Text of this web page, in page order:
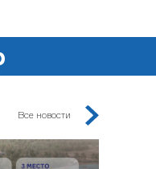
Все новости